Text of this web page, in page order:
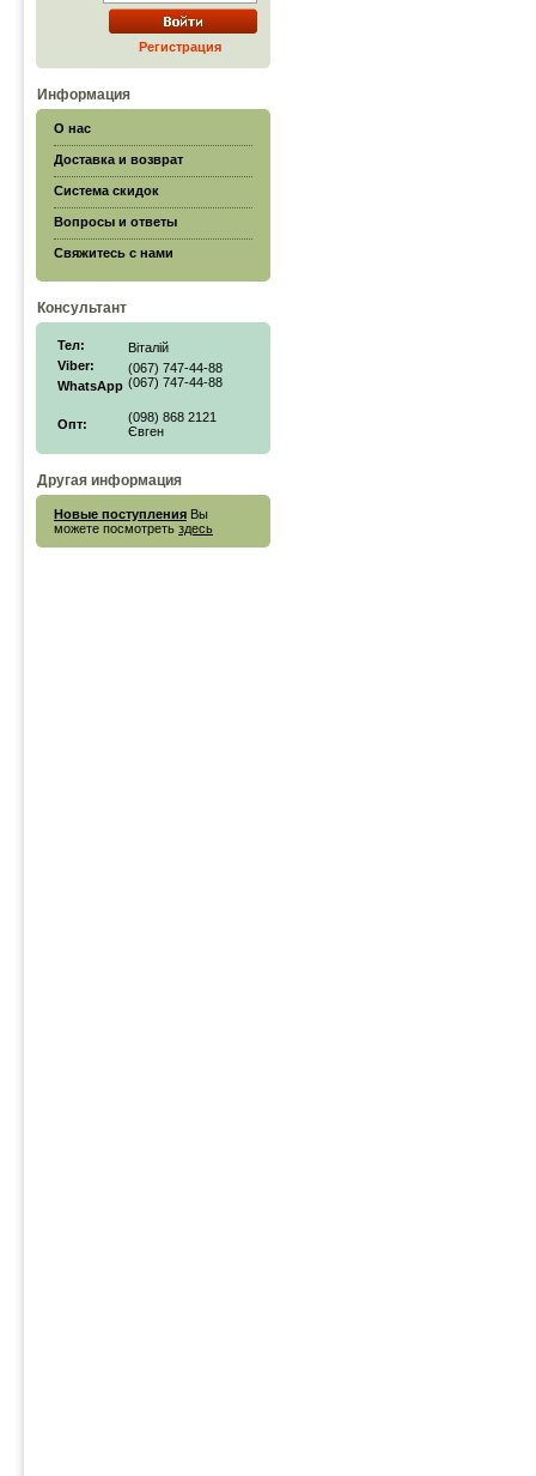
Регистрация
Информация
О нас
Доставка и возврат
Система скидок
Вопросы и ответы
Свяжитесь с нами
Консультант
Тел:
Viber:
WhatsApp
Віталій
(067) 747-44-88
(067) 747-44-88
Опт:
(098) 868 2121
Євген
Другая информация
Новые поступления Вы
можете посмотреть здесь